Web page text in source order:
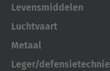
Levensmiddelen
Luchtvaart
Metaal
Leger/